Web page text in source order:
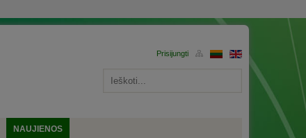
NAUJIENOS